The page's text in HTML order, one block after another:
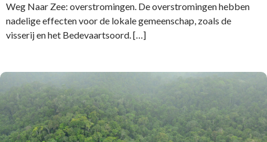
Weg Naar Zee: overstromingen. De overstromingen hebben
nadelige effecten voor de lokale gemeenschap, zoals de
visserij en het Bedevaartsoord. […]